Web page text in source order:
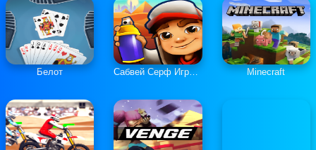
Белот Сабвей Серф Играть Онлайн Minecraft